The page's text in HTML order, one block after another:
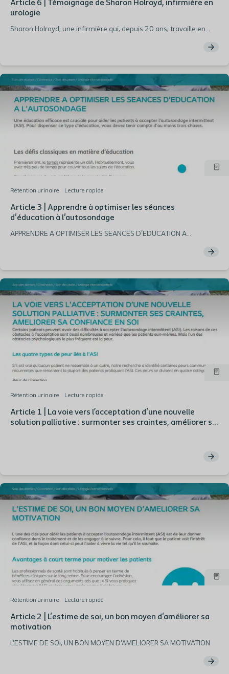
Article 6 | Témoignage de Sharon Holroyd, infirmière en
urologie
Sharon Holroyd, une infirmière qui, depuis 20 ans, travaille en
part de son expérience patients dans l'acceptation de la pratique
Rétention urinaire Lecture rapide
Article 3 | Apprendre à optimiser les séances
d'éducation à l'autosondage
APPRENDRE A OPTIMISER LES SEANCES D'EDUCATION A
Rétention urinaire Lecture rapide
Article 1 | La voie vers l’acceptation d'une nouvelle
solution palliative : surmonter ses craintes, améliorer sa
Rétention urinaire Lecture rapide
Article 2 | L'estime de soi, un bon moyen d'améliorer sa
motivation
L'ESTIME DE SOI, UN BON MOYEN D'AMELIORER SA MOTIVATION